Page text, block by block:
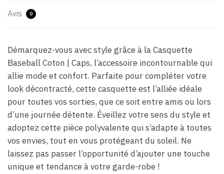
Avis 0
Démarquez-vous avec style grâce à la Casquette
Baseball Coton | Caps, l’accessoire incontournable qui
allie mode et confort. Parfaite pour compléter votre
look décontracté, cette casquette est l’alliée idéale
pour toutes vos sorties, que ce soit entre amis ou lors
d’une journée détente. Éveillez votre sens du style et
adoptez cette pièce polyvalente qui s’adapte à toutes
vos envies, tout en vous protégeant du soleil. Ne
laissez pas passer l’opportunité d’ajouter une touche
unique et tendance à votre garde-robe !